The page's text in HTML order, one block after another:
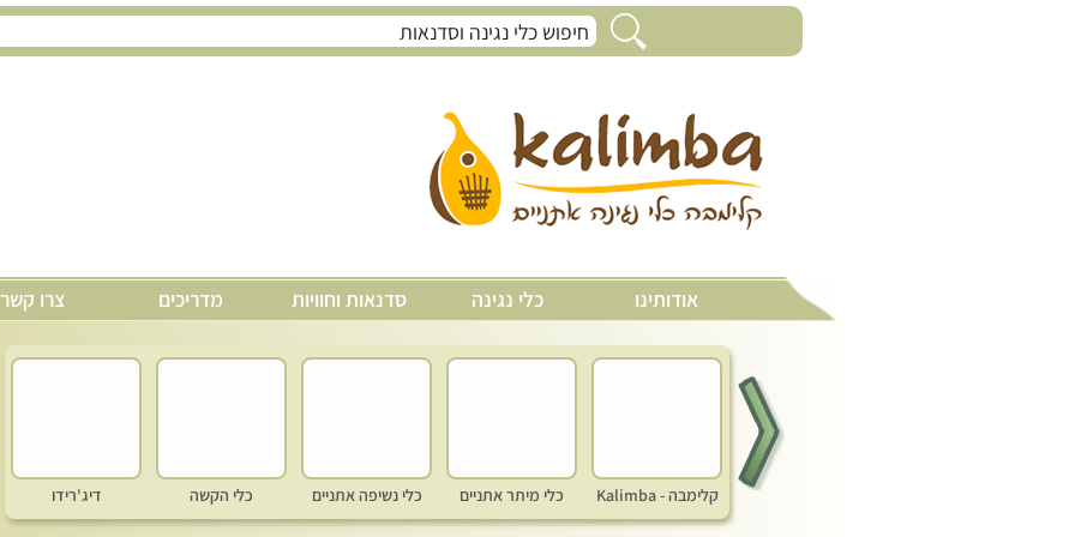
אודותינו כלי נגינה סדנאות וחוויות מדריכים צרו קשר
קלימבה - Kalimba כלי מיתר אתניים כלי נשיפה אתניים כלי הקשה דיג'רידו